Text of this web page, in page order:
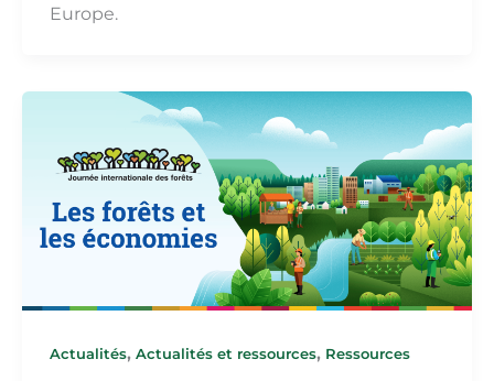
Europe.
Actualités, Actualités et ressources, Ressources